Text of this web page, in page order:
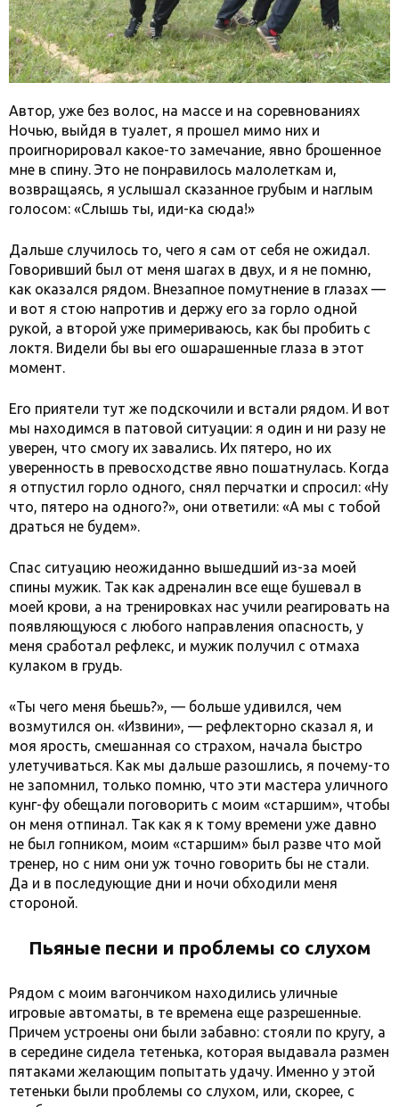
Автор, уже без волос, на массе и на соревнованиях
Ночью, выйдя в туалет, я прошел мимо них и
проигнорировал какое-то замечание, явно брошенное
мне в спину. Это не понравилось малолеткам и,
возвращаясь, я услышал сказанное грубым и наглым
голосом: «Слышь ты, иди-ка сюда!»
Дальше случилось то, чего я сам от себя не ожидал.
Говоривший был от меня шагах в двух, и я не помню,
как оказался рядом. Внезапное помутнение в глазах —
и вот я стою напротив и держу его за горло одной
рукой, а второй уже примериваюсь, как бы пробить с
локтя. Видели бы вы его ошарашенные глаза в этот
момент.
Его приятели тут же подскочили и встали рядом. И вот
мы находимся в патовой ситуации: я один и ни разу не
уверен, что смогу их завались. Их пятеро, но их
уверенность в превосходстве явно пошатнулась. Когда
я отпустил горло одного, снял перчатки и спросил: «Ну
что, пятеро на одного?», они ответили: «А мы с тобой
драться не будем».
Спас ситуацию неожиданно вышедший из-за моей
спины мужик. Так как адреналин все еще бушевал в
моей крови, а на тренировках нас учили реагировать на
появляющуюся с любого направления опасность, у
меня сработал рефлекс, и мужик получил с отмаха
кулаком в грудь.
«Ты чего меня бьешь?», — больше удивился, чем
возмутился он. «Извини», — рефлекторно сказал я, и
моя ярость, смешанная со страхом, начала быстро
улетучиваться. Как мы дальше разошлись, я почему-то
не запомнил, только помню, что эти мастера уличного
кунг-фу обещали поговорить с моим «старшим», чтобы
он меня отпинал. Так как я к тому времени уже давно
не был гопником, моим «старшим» был разве что мой
тренер, но с ним они уж точно говорить бы не стали.
Да и в последующие дни и ночи обходили меня
стороной.
Пьяные песни и проблемы со слухом
Рядом с моим вагончиком находились уличные
игровые автоматы, в те времена еще разрешенные.
Причем устроены они были забавно: стояли по кругу, а
в середине сидела тетенька, которая выдавала размен
пятаками желающим попытать удачу. Именно у этой
тетеньки были проблемы со слухом, или, скорее, с